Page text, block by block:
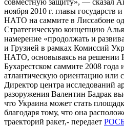
совместную защиту», — сказал
ноября 2010 г. главы государств
НАТО на саммите в Лиссабоне
Стратегическую концепцию
намерение «продолжать и
и Грузией в рамках Комиссий
НАТО, основываясь на решении
Бухарестском саммите 2008
атлантическую ориентацию или
Директор центра исследований
разоружения Валентин Бадрак
что Украина может стать
благодаря тому, что она
траекторий ракет,- передает